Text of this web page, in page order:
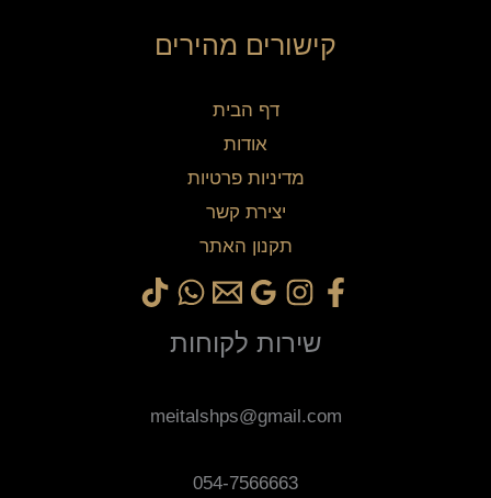
קישורים מהירים
דף הבית
אודות
מדיניות פרטיות
יצירת קשר
תקנון האתר
שירות לקוחות
meitalshps@gmail.com
054-7566663